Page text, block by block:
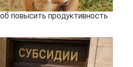
повысить продуктивность